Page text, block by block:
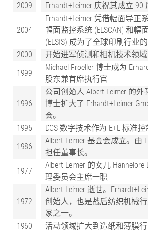
2009
Erhardt+Leimer 庆祝其成立 90
2004
Erhardt+Leimer 凭借幅面导正系
幅面监控系统 (ELSCAN) 和幅
(ELSIS) 成为了全球印刷行业
2000
开始进军侦测和相机技术领域
1999
Michael Proeller 博士成为
股东兼首席执行官
1996
公司创始人 Albert Leimer 的外
博士扩大了 Erhardt+Leimer
会。
1995
DCS 数字技术作为 E+L 标准
1986
Albert Leimer 基金会成立。由
担任董事长。
1977
Albert Leimer 的女儿 Hannelore
理委员会主席一职
1972
Albert Leimer 逝世。
创始人，也是战后纺织机械
家之一。
1960
活动领域扩大到造纸和薄膜